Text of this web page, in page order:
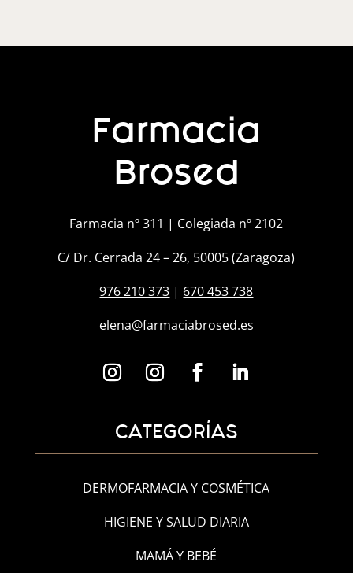
Farmacia
Brosed
Farmacia nº 311 | Colegiada nº 2102
C/ Dr. Cerrada 24 – 26, 50005 (Zaragoza)
976 210 373 | 670 453 738
elena@farmaciabrosed.es
CATEGORÍAS
DERMOFARMACIA Y COSMÉTICA
HIGIENE Y SALUD DIARIA
MAMÁ Y BEBÉ